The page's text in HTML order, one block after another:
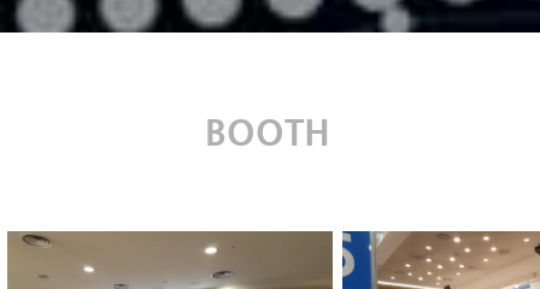
BOOTH